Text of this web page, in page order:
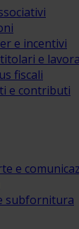
e incentivi
e
fiscali
e contributi
e
subfornitura